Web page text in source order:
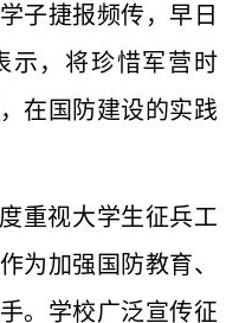
子捷报频传，早日
示，将珍惜军营时
在国防建设的实践
重视大学生征兵工
为加强国防教育、
。学校广泛宣传征